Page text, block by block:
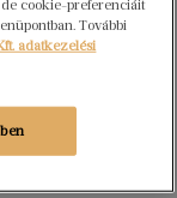
de cookie-preferenciáit
További
adatkezelési